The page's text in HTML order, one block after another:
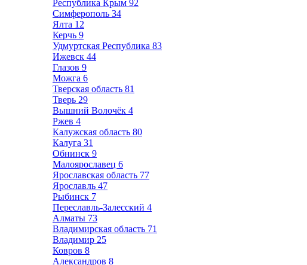
Республика Крым 92
Симферополь 34
Ялта 12
Керчь 9
Удмуртская Республика 83
Ижевск 44
Глазов 9
Можга 6
Тверская область 81
Тверь 29
Вышний Волочёк 4
Ржев 4
Калужская область 80
Калуга 31
Обнинск 9
Малоярославец 6
Ярославская область 77
Ярославль 47
Рыбинск 7
Переславль-Залесский 4
Алматы 73
Владимирская область 71
Владимир 25
Ковров 8
Александров 8